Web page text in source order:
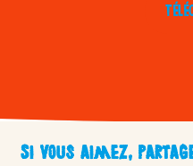
Si vous aimez,